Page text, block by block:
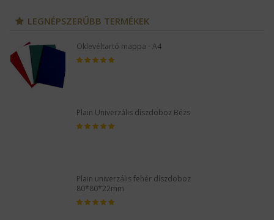
LEGNÉPSZERŰBB TERMÉKEK
Oklevéltartó mappa - A4
Plain Univerzális díszdoboz Bézs
Plain univerzális fehér díszdoboz
80*80*22mm